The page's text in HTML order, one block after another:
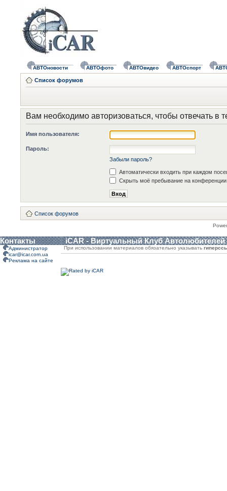
АВТОновости АВТОфото АВТОвидео АВТОспорт
Список форумов
Вам необходимо авторизоваться, чтобы отвечать в
Имя пользователя:
Пароль:
Забыли пароль?
Автоматически входить при каждом
Скрыть моё пребывание на конференции
Список форумов
Контакты iCAR - Виртуальный Клуб Автолюбителей
Администратор
icar@icar.com.ua
Реклама на сайте
При использовании материалов обязательно указывать